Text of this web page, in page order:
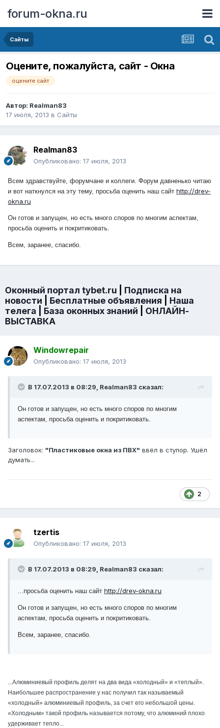
forum-okna.ru
Сайты
Оцените, пожалуйста, сайт - Окна
оцените сайт
Автор: Realman83
17 июля, 2013 в Сайты
Realman83
Опубликовано: 17 июля, 2013
Всем здравствуйте, форумчане и коллеги. Форум давненько читаю
и вот наткнулся на эту тему, просьба оценить наш сайт http://drev-
okna.ru
Он готов и запущен, но есть много споров по многим аспектам,
просьба оценить и покритиковать.
Всем, заранее, спасибо.
Оконный портал tybet.ru
Подписка на
новости
Бесплатные объявления
Наша
телега
База оконных знаний
ОНЛАЙН-
ВЫСТАВКА
Windowrepair
Опубликовано: 17 июля, 2013
В 17.07.2013 в 08:29, Realman83 сказал:
Он готов и запущен, но есть много споров по многим
аспектам, просьба оценить и покритиковать.
Заголовок: "Пластиковые окна из ПВХ" ввёл в ступор. Ушёл
думать...
2
tzertis
Опубликовано: 17 июля, 2013
В 17.07.2013 в 08:29, Realman83 сказал:
...просьба оценить наш сайт http://drev-okna.ru
Он готов и запущен, но есть много споров по многим
аспектам, просьба оценить и покритиковать.
Всем, заранее, спасибо.
...Алюминиевый профиль делят на два вида «холодный» и «теплый».
Наибольшее распространение у нас получил так называемый
«холодный» алюминиевый профиль, за счет его небольшой цены.
«Холодным» такой профиль называется потому, что алюминий плохо
удерживает тепло...